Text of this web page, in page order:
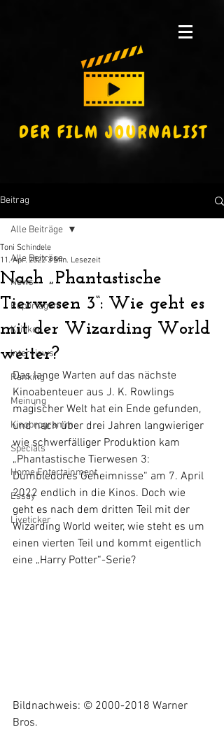
Beitrag
Alle Beiträge
News
Reportagen
Kritiken
Interviews
Ranking
Meinung
Kinoprogramm
Specials
Home Entertainment
Essay
Liveticker
Alle Beiträge
Nach „Phantastische
Tierwesen 3“: Wie geht es
mit der Wizarding World
weiter?
Toni Schindele
11. Apr. 2022 3 Min. Lesezeit
Das lange Warten auf das nächste
Kinoabenteuer aus J. K. Rowlings
magischer Welt hat ein Ende gefunden,
und nach über drei Jahren langwieriger
wie schwerfälliger Produktion kam
„Phantastische Tierwesen 3:
Dumbledores Geheimnisse“ am 7. April
2022 endlich in die Kinos. Doch wie
geht es nach dem dritten Teil mit der
Wizarding World weiter, wie steht es um
einen vierten Teil und kommt eigentlich
eine „Harry Potter“-Serie?
Bildnachweis: © 2000-2018 Warner
Bros.